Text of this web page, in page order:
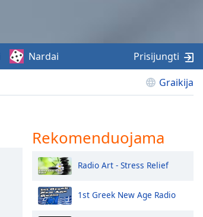
Graikija
Nardai Prisijungti
Rekomenduojama
Radio Art - Stress Relief
1st Greek New Age Radio